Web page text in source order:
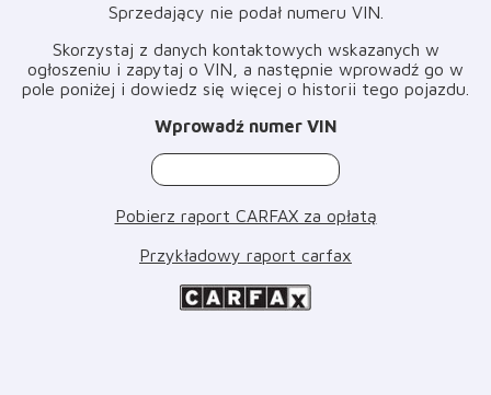
Sprzedający nie podał numeru VIN
Skorzystaj z danych kontaktowych wskazanych w
ogłoszeniu i zapytaj o VIN, a następnie wprowadź go w
pole poniżej i dowiedz się więcej o historii tego pojazdu
Wprowadź numer VIN
Pobierz raport CARFAX za opłatą
Przykładowy raport carfax